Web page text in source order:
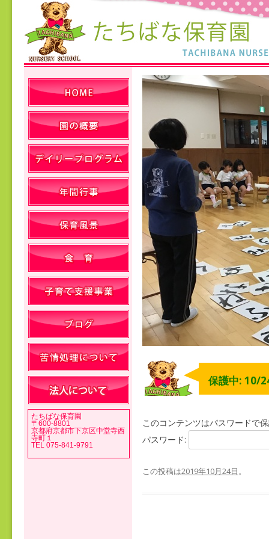
保護中: 10/
このコンテンツはパスワードで
パスワード:
この投稿は2019年10月24日。
たちばな保育園
〒600-8801
京都府京都市下京区中堂寺西
寺町１
TEL 075-841-9791